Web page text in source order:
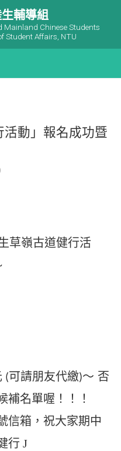
輔導組
Mainland Chinese Students
Student Affairs, NTU
動」報名成功暨
草嶺古道健行活
(可請朋友代繳)～ 否
補名單喔！！！
信箱，祝大家期中
行 J